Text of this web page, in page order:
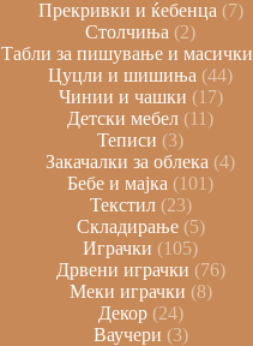
Прекривки и ќебенца 7
Столчиња
2
Табли за пишување и масички
Цуцли и шишиња 44
Чинии и чашки 17
Детски мебел
11
Теписи
3
Закачалки за облека 4
Бебе и мајка
101
Текстил 23
Складирање 5
Играчки
105
Дрвени играчки 76
Меки играчки 8
Декор 24
Ваучери 3